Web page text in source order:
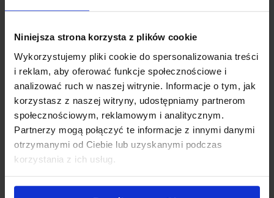
Niniejsza strona korzysta z plików cookie
Wykorzystujemy pliki cookie do spersonalizowania treści
i reklam, aby oferować funkcje społecznościowe i
analizować ruch w naszej witrynie. Informacje o tym, jak
korzystasz z naszej witryny, udostępniamy partnerom
społecznościowym, reklamowym i analitycznym.
Partnerzy mogą połączyć te informacje z innymi danymi
otrzymanymi od Ciebie lub uzyskanymi podczas
korzystania z ich usług.
POBIERZ JAKO PDF DRUKUJ
Wysyłamy przez: Paczkomat Inpost, Kurier InPost, Kurier DHL lub Kurier
Możesz także odebrać produkt osobiście
OPIS